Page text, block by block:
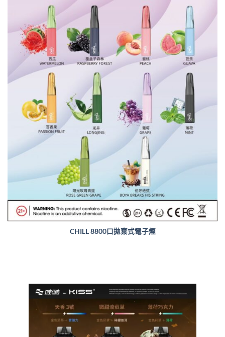
CHILL 8800口拋棄式電子煙